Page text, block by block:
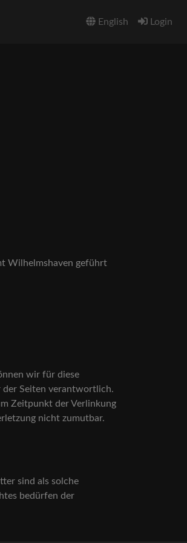
English Login
Wilhelmshaven geführt
wir für diese
der Seiten verantwortlich.
Zeitpunkt der Verlinkung
nicht zumutbar.
sind als solche
bedürfen der